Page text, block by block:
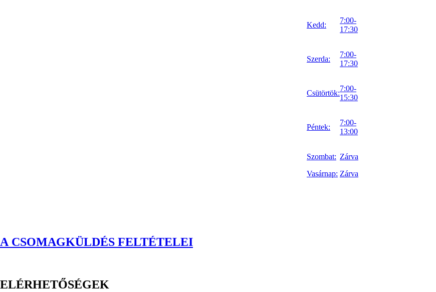
Kedd:
7:00-
17:30
Szerda:
7:00-
17:30
Csütörtök:
7:00-
15:30
Péntek:
7:00-
13:00
Szombat:
Vasárnap:
Zárva
Zárva
A CSOMAGKÜLDÉS FELTÉTELEI
ELÉRHETŐSÉGEK